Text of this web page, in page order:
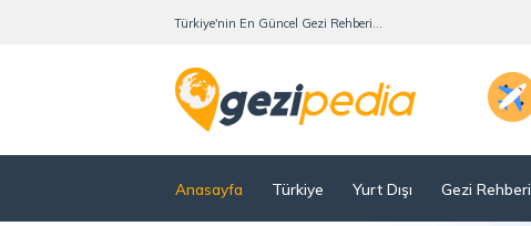
Türkiye'nin En Güncel Gezi Rehberi...
Anasayfa Türkiye Yurt Dışı Gezi Rehberi